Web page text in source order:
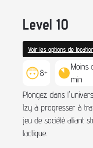
Level 10
Voir les options de
8+
Moins
min
Plongez dans
Izy à progresser à
jeu de société alliant
tactique.